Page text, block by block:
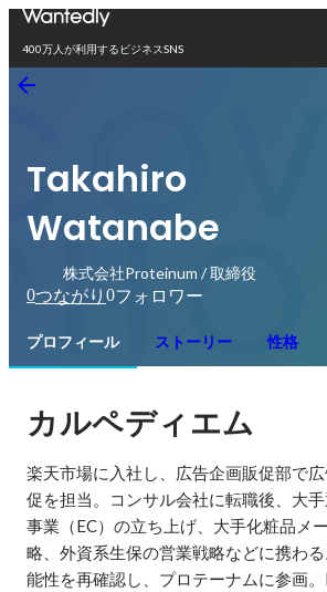
400万人が利用するビジネスSNS
Takahiro
Watanabe
株式会社Proteinum / 取締役
0つながり 0フォロワー
プロフィール ストーリー 性格
カルペディエム
楽天市場に入社し、広告企画販促部で
促を担当。コンサル会社に転職後、大
事業（EC）の立ち上げ、大手化粧品メ
略、外資系生保の営業戦略などに携わ
能性を再確認し、プロテーナムに参画